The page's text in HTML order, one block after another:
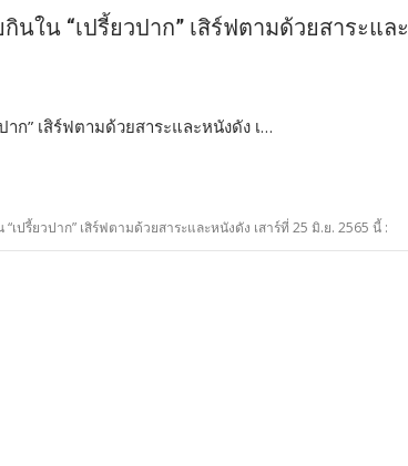
นใน “เปรี้ยวปาก” เสิร์ฟตามด้วยสาระและ
าก” เสิร์ฟตามด้วยสาระและหนังดัง เ…
เปรี้ยวปาก” เสิร์ฟตามด้วยสาระและหนังดัง เสาร์ที่ 25 มิ.ย. 2565 นี้ :